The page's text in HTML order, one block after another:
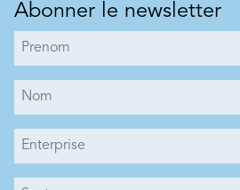
Abonner le newsletter